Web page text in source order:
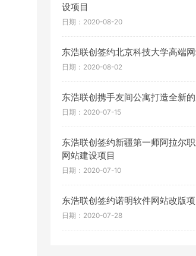
设项目
日期：2020-08-20
东浩联创签约北京科技大学高端
日期：2020-08-02
东浩联创携手友间公寓打造全新
日期：2020-07-15
东浩联创签约新疆第一师阿拉尔
网站建设项目
日期：2020-07-10
东浩联创签约诺明软件网站改版项
日期：2020-07-28